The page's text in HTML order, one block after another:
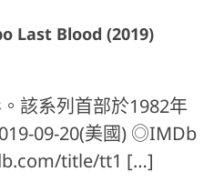
Last Blood (2019)
該系列首部於1982年
09-20(美國) ◎IMDb
title/tt1 […]